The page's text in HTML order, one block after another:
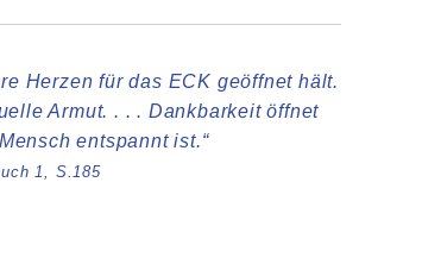
Herzen für das ECK geöffnet hält.
Armut. . . . Dankbarkeit öffnet
entspannt ist.“
1, S.185